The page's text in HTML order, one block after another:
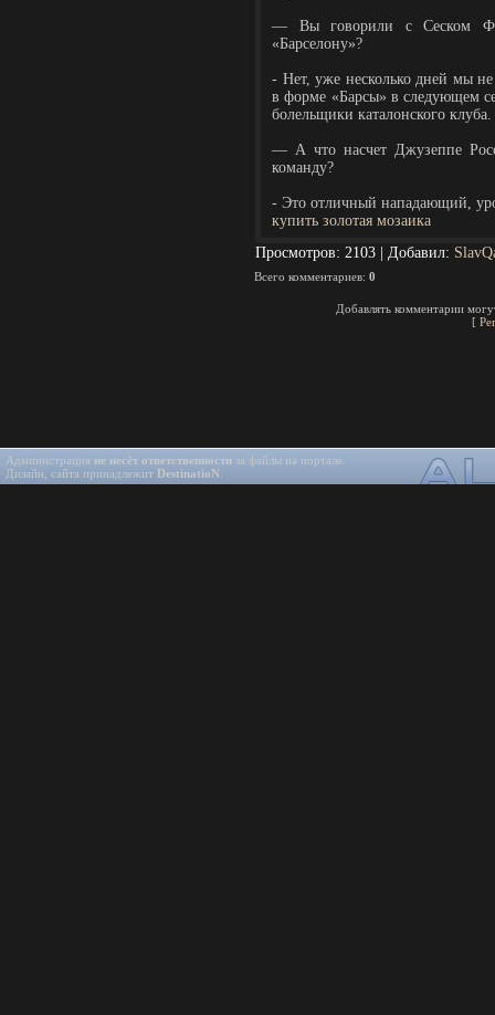
— Вы говорили с Сеском
«Барселону»?
- Нет, уже несколько дней мы
в форме «Барсы» в следующем
болельщики каталонского клуба.
— А что насчет Джузеппе
команду?
- Это отличный нападающий,
купить золотая мозаика
Просмотров: 2103 | Добавил:
Всего комментариев: 0
Добавлять комментарии
[
Администрация не несёт ответственности за файлы на портале.
Дизайн, сайта принадлежит DestinatioN